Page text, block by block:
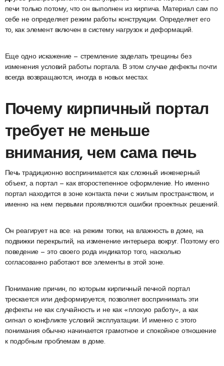
печи только потому, что он выполнен из кирпича. Материал сам по
себе не определяет режим работы конструкции. Определяет его
то, как элемент включен в систему нагрузок и деформаций.
Еще одно искажение — стремление заделать трещины без
изменения условий работы портала. В этом случае дефекты почти
всегда возвращаются, иногда в новых местах.
Почему кирпичный портал
требует не меньше
внимания, чем сама печь
Печь традиционно воспринимается как сложный инженерный
объект, а портал — как второстепенное оформление. Но именно
портал находится в зоне контакта печи с жилым пространством, и
именно на нем первыми проявляются ошибки проектных решений.
Он реагирует на все: на режим топки, на влажность в доме, на
подвижки перекрытий, на изменение интерьера вокруг. Поэтому его
поведение — это своего рода индикатор того, насколько
согласованно работают все элементы в этой зоне.
Понимание причин, по которым кирпичный печной портал
трескается или деформируется, позволяет воспринимать эти
дефекты не как случайность и не как «плохую работу», а как
сигнал о конфликте условий эксплуатации. И именно с этого
понимания обычно начинается грамотное и спокойное отношение
к подобным проблемам в доме.